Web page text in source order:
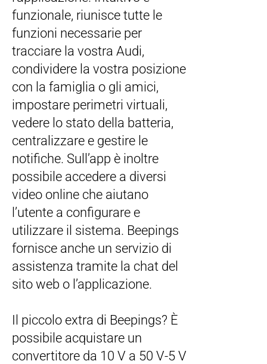
funzionale, riunisce tutte le
funzioni necessarie per
tracciare la vostra Audi,
condividere la vostra posizione
con la famiglia o gli amici,
impostare perimetri virtuali,
vedere lo stato della batteria,
centralizzare e gestire le
notifiche. Sull’app è inoltre
possibile accedere a diversi
video online che aiutano
l’utente a configurare e
utilizzare il sistema. Beepings
fornisce anche un servizio di
assistenza tramite la chat del
sito web o l’applicazione.
Il piccolo extra di Beepings? È
possibile acquistare un
convertitore da 10 V a 50 V-5 V